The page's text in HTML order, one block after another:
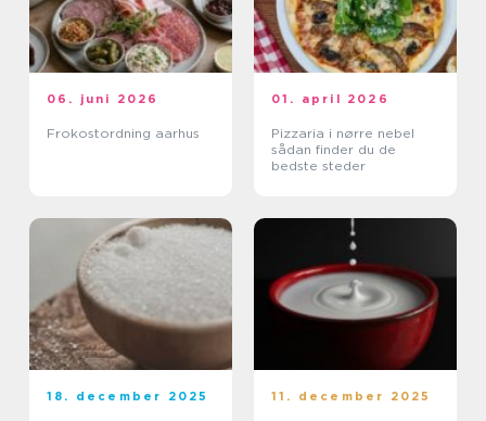
06. juni 2026
Frokostordning aarhus
01. april 2026
Pizzaria i nørre nebel
sådan finder du de
bedste steder
18. december 2025 11. december 2025